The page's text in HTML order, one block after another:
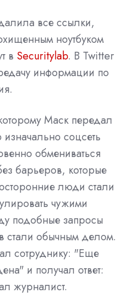
все ссылки,
ноутбуком
в Securitylab. В Twitter
информации по
Маск передал
соцсеть
обмениваться
барьеров, которые
люди стали
чужими
подобные запросы
стали обычным делом.
сотруднику: "Еще
и получал ответ:
журналист.